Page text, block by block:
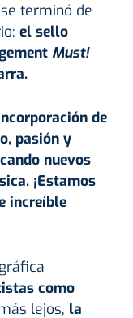
terminó de
el sello
Must!
de
pasión y
nuevos
¡Estamos
increíble
como
lejos, la